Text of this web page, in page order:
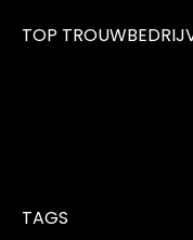
TOP
TAGS